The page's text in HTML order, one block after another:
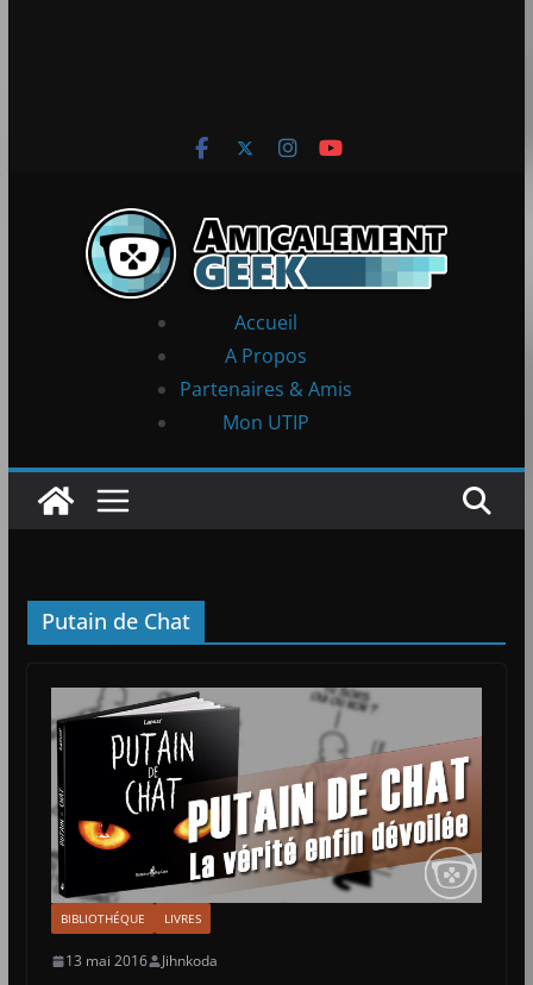
Accueil
A Propos
Partenaires & Amis
Mon UTIP
Putain de Chat
BIBLIOTHÉQUE LIVRES
13 mai 2016 Jihnkoda